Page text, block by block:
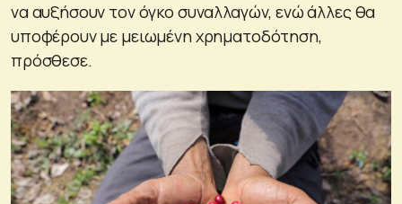
να αυξήσουν τον όγκο συναλλαγών, ενώ άλλες θα
υποφέρουν με μειωμένη χρηματοδότηση,
πρόσθεσε.